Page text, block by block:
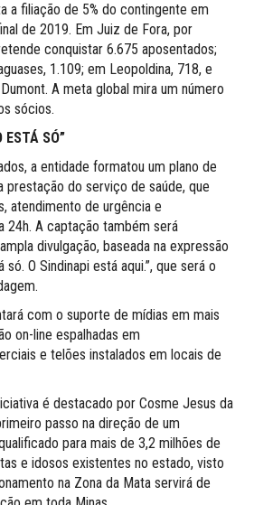
a filiação de 5% do contingente em
de 2019. Em Juiz de Fora, por
conquistar 6.675 aposentados;
1.109; em Leopoldina, 718, e
A meta global mira um número
sócios.
ESTÁ SÓ”
a entidade formatou um plano de
prestação do serviço de saúde, que
atendimento de urgência e
24h. A captação também será
divulgação, baseada na expressão
só. O Sindinapi está aqui.”, que será o
com o suporte de mídias em mais
on-line espalhadas em
e telões instalados em locais de
é destacado por Cosme Jesus da
passo na direção de um
para mais de 3,2 milhões de
e idosos existentes no estado, visto
na Zona da Mata servirá de